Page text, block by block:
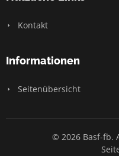
Kontakt
Informationen
Seitenübersicht
© 2026 Basf-fb.